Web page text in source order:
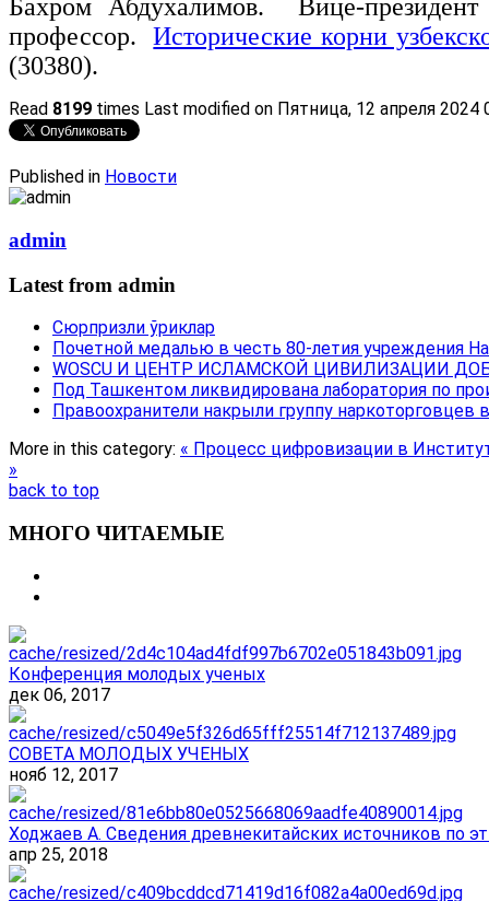
Бахром Абдухалимов. Вице-президент
профессор.Исторические корни
(30380).
Read 8199 times Last modified on Пятница, 12 апреля 2024
Published in Новости
admin
Latest from admin
Сюрпризли ўриклар
Почетной медалью в честь 80-летия учреждения
WOSCU И ЦЕНТР ИСЛАМСКОЙ ЦИВИЛИЗАЦИИ
Под Ташкентом ликвидирована лаборатория по
Правоохранители накрыли группу
More in this category: « Процесс цифровизации в
»
back to top
МНОГО ЧИТАЕМЫЕ
Конференция молодых ученых
дек 06, 2017
СОВЕТА МОЛОДЫХ УЧЕНЫХ
нояб 12, 2017
Ходжаев А. Сведения древнекитайских источников по
апр 25, 2018